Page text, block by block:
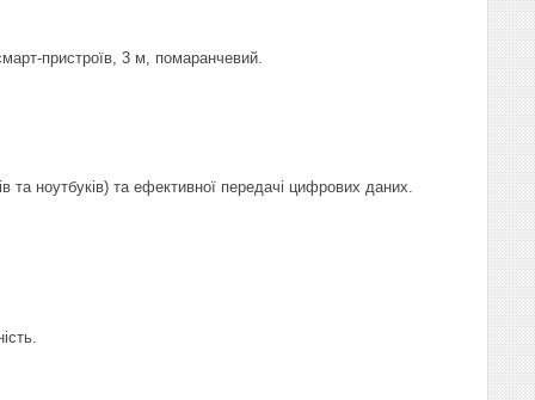
пристроїв, 3 м, помаранчевий.
ноутбуків) та ефективної передачі цифрових даних.